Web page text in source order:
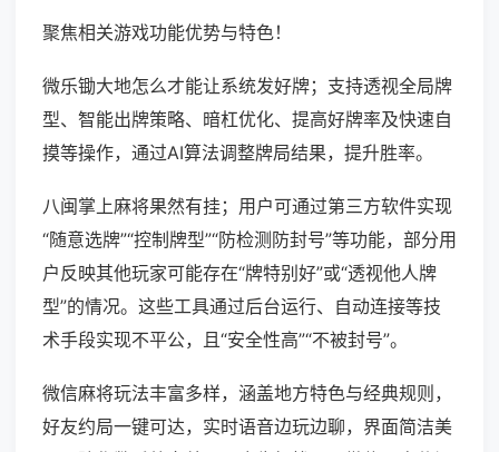
聚焦相关游戏功能优势与特色！
微乐锄大地怎么才能让系统发好牌；支持透视全局牌
型、智能出牌策略、暗杠优化、提高好牌率及快速自
摸等操作，通过AI算法调整牌局结果，提升胜率。
八闽掌上麻将果然有挂；用户可通过第三方软件实现
“随意选牌”“控制牌型”“防检测防封号”等功能，部分用
户反映其他玩家可能存在“牌特别好”或“透视他人牌
型”的情况。这些工具通过后台运行、自动连接等技
术手段实现不平公，且“安全性高”“不被封号”。
微信麻将玩法丰富多样，涵盖地方特色与经典规则，
好友约局一键可达，实时语音边玩边聊，界面简洁美